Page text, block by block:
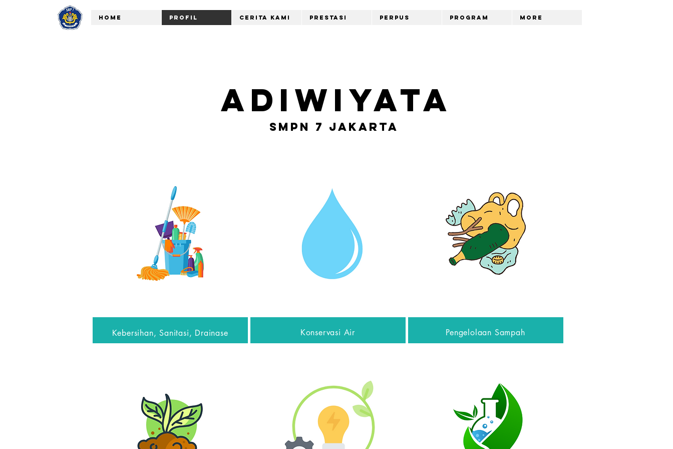
Home Profil Cerita Kami Prestasi Perpus Program More
ADIWIYATA
SMPN 7 Jakarta
Kebersihan, Sanitasi, Drainase Konservasi Air Pengelolaan Sampah